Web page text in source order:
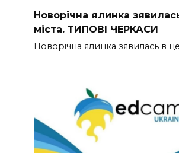
Новорічна ялинка
міста. ТИПОВІ ЧЕРКАСИ
Новорічна ялинка зявилась в